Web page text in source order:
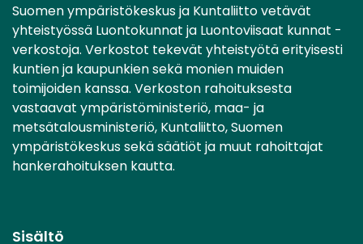
Suomen ympäristökeskus ja Kuntaliitto vetävät
yhteistyössä Luontokunnat ja Luontoviisaat kunnat -
verkostoja. Verkostot tekevät yhteistyötä erityisesti
kuntien ja kaupunkien sekä monien muiden
toimijoiden kanssa. Verkoston rahoituksesta
vastaavat ympäristöministeriö, maa- ja
metsätalousministeriö, Kuntaliitto, Suomen
ympäristökeskus sekä säätiöt ja muut rahoittajat
hankerahoituksen kautta.
Sisältö